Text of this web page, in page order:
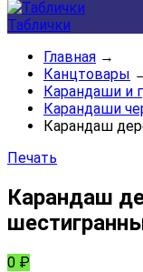
Таблички
Главная →
Канцтовары
Карандаши и
Карандаши
Карандаш
Печать
Карандаш
0 ₽